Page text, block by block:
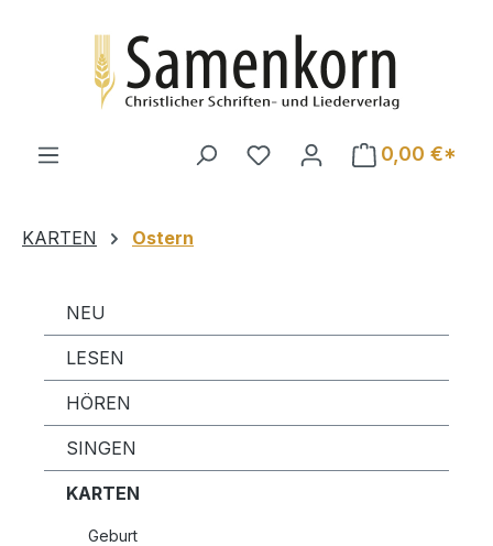
0,00 €*
KARTEN Ostern
NEU
LESEN
HÖREN
SINGEN
KARTEN
Geburt